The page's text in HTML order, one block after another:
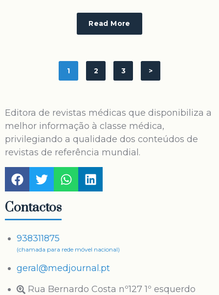
Read More
1 2 3 >
Editora de revistas médicas que disponibiliza a
melhor informação à classe médica,
privilegiando a qualidade dos conteúdos de
revistas de referência mundial.
Contactos
938311875
(chamada para rede móvel nacional)
geral@medjournal.pt
Rua Bernardo Costa nº127 1º esquerdo